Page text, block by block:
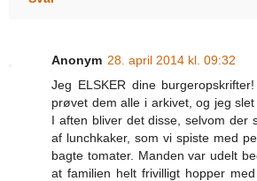
Anonym 28. april 2014 kl. 09:32
Jeg ELSKER dine
prøvet dem alle i arkivet, og jeg
I aften bliver det disse, selvom der
af lunchkaker, som vi spiste med
bagte tomater. Manden var udelt
at familien helt frivilligt hopper